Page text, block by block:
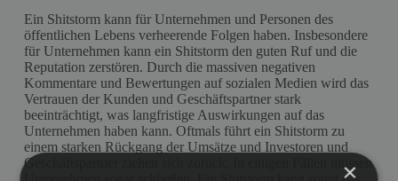
Ein Shitstorm kann für Unternehmen und Personen des
öffentlichen Lebens verheerende Folgen haben. Insbesondere
für Unternehmen kann ein Shitstorm den guten Ruf und die
Reputation zerstören. Durch die massiven negativen
Kommentare und Bewertungen auf sozialen Medien wird das
Vertrauen der Kunden und Geschäftspartner stark
beeinträchtigt, was langfristige Auswirkungen auf das
Unternehmen haben kann. Oftmals führt ein Shitstorm zu
einem starken Rückgang der Umsätze und Investoren und
Geschäftspartner ziehen sich zurück. In einigen Fällen müssen
×